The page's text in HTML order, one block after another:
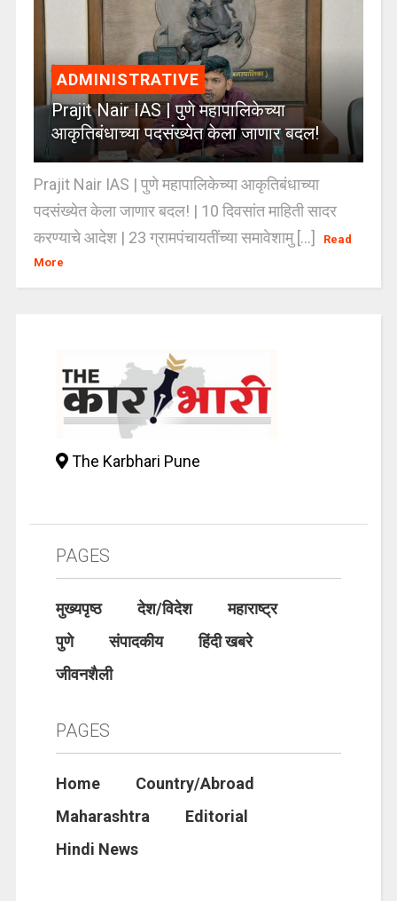
ADMINISTRATIVE
Prajit Nair IAS | पुणे महापालिकेच्या
आकृतिबंधाच्या पदसंख्येत केला जाणार बदल!
Prajit Nair IAS | पुणे महापालिकेच्या आकृतिबंधाच्या
पदसंख्येत केला जाणार बदल! | 10 दिवसांत माहिती सादर
करण्याचे आदेश | 23 ग्रामपंचायतींच्या समावेशामु [...]
Read
More
The Karbhari Pune
PAGES
मुख्यपृष्ठ देश/विदेश
महाराष्ट्र
पुणे
संपादकीय
हिंदी खबरे
जीवनशैली
PAGES
Home
Country/Abroad
Maharashtra
Editorial
Hindi News